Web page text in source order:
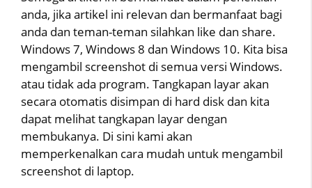
anda, jika artikel ini relevan dan bermanfaat bagi
anda dan teman-teman silahkan like dan share.
Windows 7, Windows 8 dan Windows 10. Kita bisa
mengambil screenshot di semua versi Windows.
atau tidak ada program. Tangkapan layar akan
secara otomatis disimpan di hard disk dan kita
dapat melihat tangkapan layar dengan
membukanya. Di sini kami akan
memperkenalkan cara mudah untuk mengambil
screenshot di laptop.